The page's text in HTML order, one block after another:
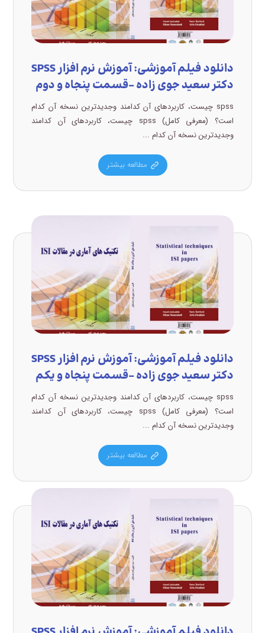
دانلود فیلم آموزشی: آموزش نرم افزار SPSS
دکتر سعید جوی زاده –قسمت پنجاه و دوم
spss چیست، کاربردهای آن کدامند وجدیدترین نسخه آن کدام
است؟ (معرفی کامل) spss چیست، کاربردهای آن کدامند
وجدیدترین نسخه آن کدام ...
مطالعه بیشتر
دانلود فیلم آموزشی: آموزش نرم افزار SPSS
دکتر سعید جوی زاده –قسمت پنجاه و یکم
spss چیست، کاربردهای آن کدامند وجدیدترین نسخه آن کدام
است؟ (معرفی کامل) spss چیست، کاربردهای آن کدامند
وجدیدترین نسخه آن کدام ...
مطالعه بیشتر